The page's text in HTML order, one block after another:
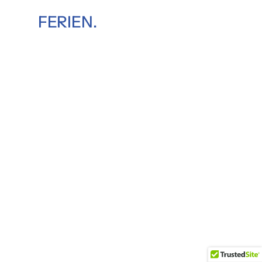
FERIEN.